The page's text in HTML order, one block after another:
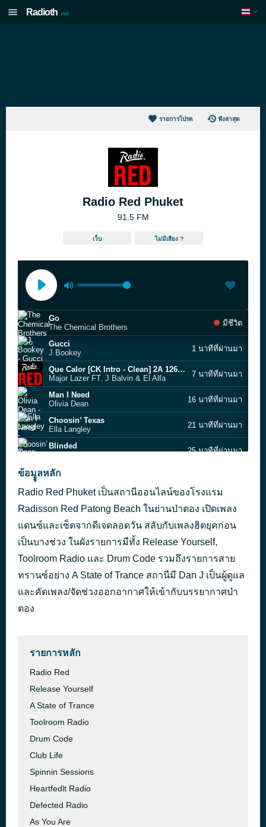
Radioth .net
รายการโปรด ฟังล่าสุด
Radio Red Phuket
91.5 FM
เว็บ ไม่มีเสียง ?
Go
The Chemical Brothers
มีชีวิต
Gucci
J Bookey
1 นาทีที่ผ่านมา
Que Calor [CK Intro - Clean] 2A 126 !!!
Major Lazer FT. J Balvin & El Alfa
7 นาทีที่ผ่านมา
Man I Need
Olivia Dean
16 นาทีที่ผ่านมา
Choosin’ Texas
Ella Langley
21 นาทีที่ผ่านมา
Blinded
25 นาทีที่ผ่านมา
Folded
The Dance
Cole Petix & DJ 40
iloveitiloveitiloveit
Bella Kay
40 นาทีที่ผ่านมา
STAY
The Kid LAROI
ข้อมููลหลัก
Radio Red Phuket เป็นสถานีออนไลน์ของโรงแรม
Radisson Red Patong Beach ในย่านป่าตอง เปิดเพลง
แดนซ์และเซ็ตจากดีเจตลอดวัน สลับกับเพลงฮิตยุคก่อน
เป็นบางช่วง ในผังรายการมีทั้ง Release Yourself,
Toolroom Radio และ Drum Code รวมถึงรายการสาย
ทรานซ์อย่าง A State of Trance สถานีมี Dan J เป็นผู้ดูแล
และคัดเพลง/จัดช่วงออกอากาศให้เข้ากับบรรยากาศป่า
ตอง
รายการหลัก
Radio Red
Release Yourself
A State of Trance
Toolroom Radio
Drum Code
Club Life
Spinnin Sessions
Heartfedlt Radio
Defected Radio
As You Are